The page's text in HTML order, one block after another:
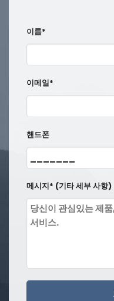
이름*
이메일*
핸드폰
메시지* (기타 세부 사항)